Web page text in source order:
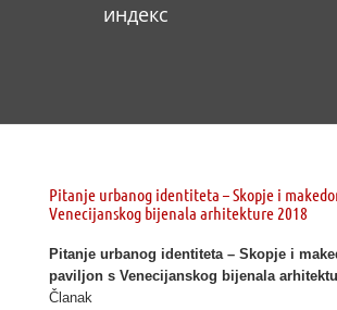
индекс
Pitanje urbanog identiteta – Skopje i
Venecijanskog bijenala arhitekture 2018
Pitanje urbanog identiteta – Skopje i
paviljon s Venecijanskog bijenala
Članak